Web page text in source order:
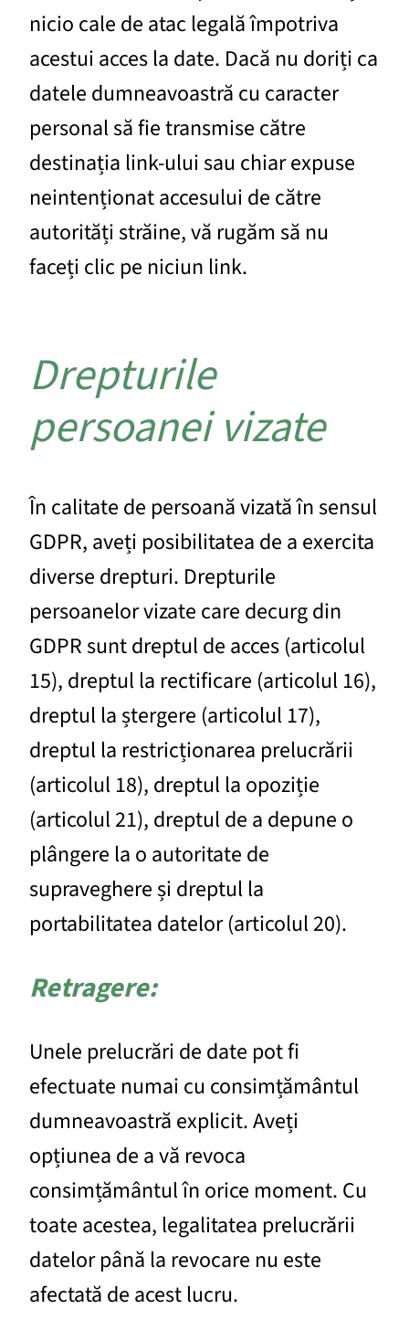
nicio cale de atac legală împotriva
acestui acces la date. Dacă nu doriți ca
datele dumneavoastră cu caracter
personal să fie transmise către
destinația link-ului sau chiar expuse
neintenționat accesului de către
autorități străine, vă rugăm să nu
faceți clic pe niciun link.
Drepturile
persoanei vizate
În calitate de persoană vizată în sensul
GDPR, aveți posibilitatea de a exercita
diverse drepturi. Drepturile
persoanelor vizate care decurg din
GDPR sunt dreptul de acces (articolul
15), dreptul la rectificare (articolul 16),
dreptul la ștergere (articolul 17),
dreptul la restricționarea prelucrării
(articolul 18), dreptul la opoziție
(articolul 21), dreptul de a depune o
plângere la o autoritate de
supraveghere și dreptul la
portabilitatea datelor (articolul 20).
Retragere:
Unele prelucrări de date pot fi
efectuate numai cu consimțământul
dumneavoastră explicit. Aveți
opțiunea de a vă revoca
consimțământul în orice moment. Cu
toate acestea, legalitatea prelucrării
datelor până la revocare nu este
afectată de acest lucru.